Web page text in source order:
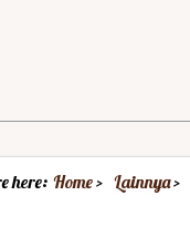
here: Home Lainnya